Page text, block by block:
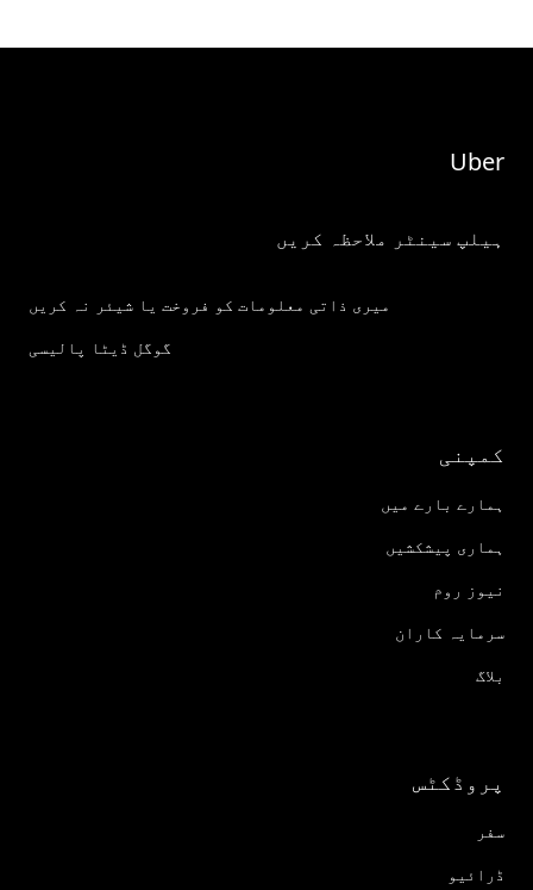
Uber
ہیلپ سینٹر ملاحظہ کریں
میری ذاتی معلومات کو فروخت یا شیئر نہ کریں
گوگل ڈیٹا پالیسی
کمپنی
ہمارے بارے میں
ہماری پیشکشیں
نیوز روم
سرمایہ کاران
بلاگ
پروڈکٹس
سفر
ڈرائیو